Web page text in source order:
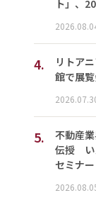
ト」、
4.
リトア
館で展
5.
不動産
伝授 い
セミナー